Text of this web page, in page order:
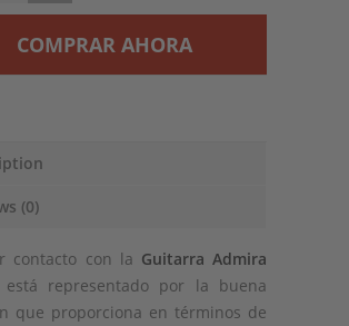
COMPRAR AHORA
(0)
contacto con la Guitarra Admira
está representado por la buena
que proporciona en términos de